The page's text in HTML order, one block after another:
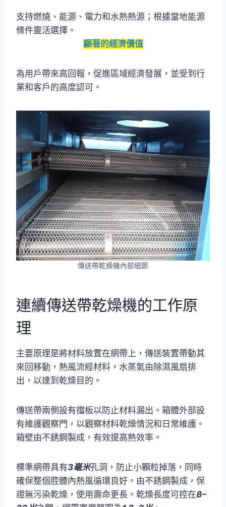
支持燃燒、能源、電力和水熱熱源；根據當地能源
條件靈活選擇。
顯著的經濟價值
為用戶帶來高回報，促進區域經濟發展，並受到行
業和客戶的高度認可。
傳送帶乾燥機內部細節
連續傳送帶乾燥機的工作原
理
主要原理是將材料放置在網帶上，傳送裝置帶動其
來回移動，熱風流經材料，水蒸氣由除濕風扇排
出，以達到乾燥目的。
傳送帶兩側設有擋板以防止材料漏出。箱體外部設
有維護觀察門，以觀察材料乾燥情況和日常維護。
箱壁由不銹鋼製成，有效提高熱效率。
標準網帶具有3毫米孔洞，防止小顆粒掉落，同時
確保整個腔體內熱風循環良好。由不銹鋼製成，保
證無污染乾燥，使用壽命更長。乾燥長度可控在8–